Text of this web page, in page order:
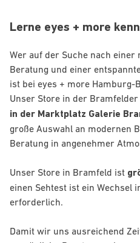
Lerne eyes + more
Wer auf der Suche nach einer
Beratung und einer
ist bei eyes + more Hamburg-
Unser Store in der Bramfelder
in der Marktplatz Galerie
große Auswahl an modernen
Beratung in angenehmer
Unser Store in Bramfeld ist
einen Sehtest ist ein Wechsel
erforderlich.
Damit wir uns ausreichend